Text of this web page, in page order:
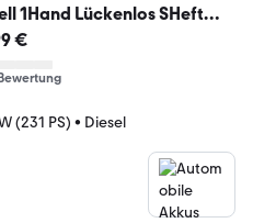
1Hand Lückenlos SHeft
€
(231 PS) • Diesel